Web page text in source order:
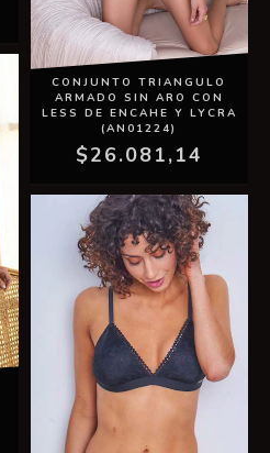
CONJUNTO TRIANGULO
ARMADO SIN ARO CON
LESS DE ENCAHE Y LYCRA
(AN01224)
$26.081,14